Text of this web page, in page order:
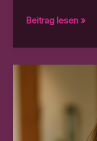
Tiefenpflege
strapaziertes
Haar
Beitrag lesen »